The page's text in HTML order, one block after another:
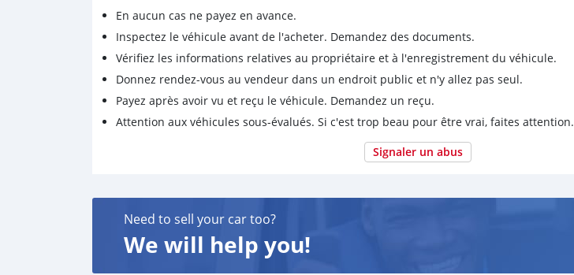
En aucun cas ne payez en avance.
Inspectez le véhicule avant de l'acheter. Demandez des documents.
Vérifiez les informations relatives au propriétaire et à l'enregistrement du véhicule.
Donnez rendez-vous au vendeur dans un endroit public et n'y allez pas seul.
Payez après avoir vu et reçu le véhicule. Demandez un reçu.
Attention aux véhicules sous-évalués. Si c'est trop beau pour être vrai, faites attention.
Signaler un abus
Need to sell your car too?
We will help you!